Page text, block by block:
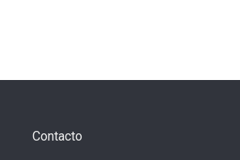
Contacto